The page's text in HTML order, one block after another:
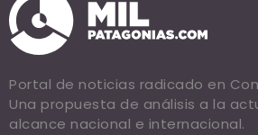
Portal de noticias radicado en
Una propuesta de análisis a la
alcance nacional e internacional.